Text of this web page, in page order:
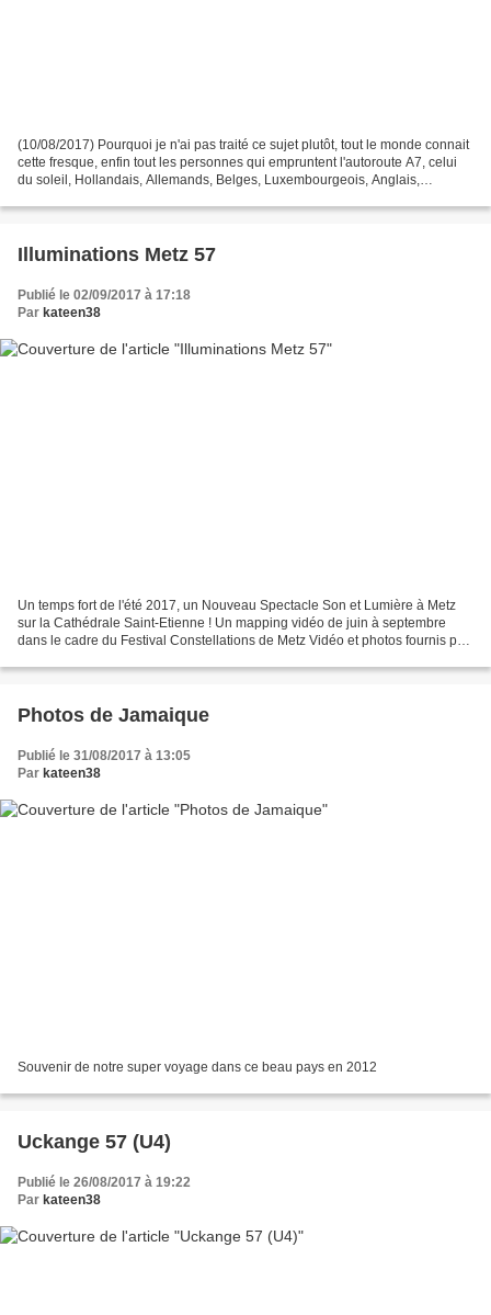
(10/08/2017) Pourquoi je n'ai pas traité ce sujet plutôt, tout le monde connait
cette fresque, enfin tout les personnes qui empruntent l'autoroute A7, celui
du soleil, Hollandais, Allemands, Belges, Luxembourgeois, Anglais,
Illuminations Metz 57
Publié le 02/09/2017 à 17:18
Par kateen38
Un temps fort de l'été 2017, un Nouveau Spectacle Son et Lumière à Metz
sur la Cathédrale Saint-Etienne ! Un mapping vidéo de juin à septembre
dans le cadre du Festival Constellations de Metz Vidéo et photos fournis par
Photos de Jamaique
Publié le 31/08/2017 à 13:05
Par kateen38
Souvenir de notre super voyage dans ce beau pays en 2012
Uckange 57 (U4)
Publié le 26/08/2017 à 19:22
Par kateen38